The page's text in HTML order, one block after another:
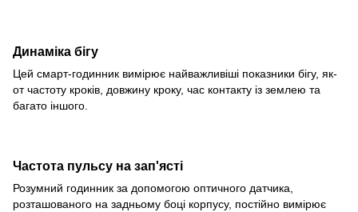
Динаміка бігу
Цей смарт-годинник вимірює найважливіші показники бігу, як-
от частоту кроків, довжину кроку, час контакту із землею та
багато іншого.
Частота пульсу на зап'ясті
Розумний годинник за допомогою оптичного датчика,
розташованого на задньому боці корпусу, постійно вимірює